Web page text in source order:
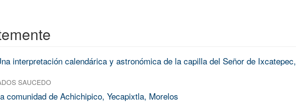
interpretación calendárica y astronómica de la capilla del Señor de Ixcatepec,
SAUCEDO
comunidad de Achichipico, Yecapixtla, Morelos